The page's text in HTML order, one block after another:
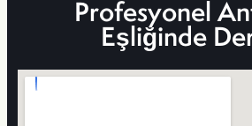
Profesyonel
Eşliğinde